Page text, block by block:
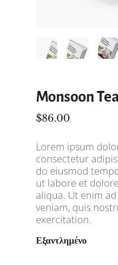
Monsoon
$86.00
Lorem ipsum
consectetur
do eiusmod
ut labore et
aliqua. Ut enim
veniam, quis
exercitation.
Εξαντλημένο